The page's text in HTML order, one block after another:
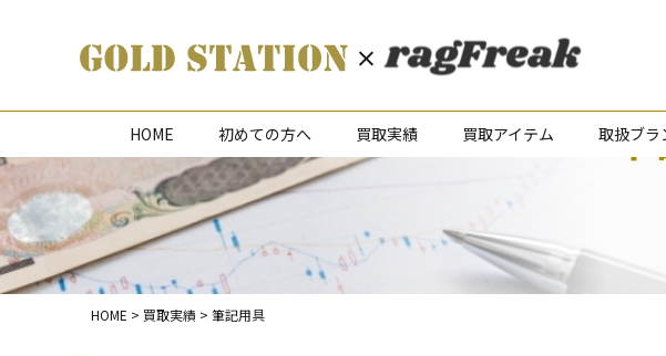
HOME 初めての方へ 買取実績 買取アイテム 取扱ブラ
HOME > 買取実績 > 筆記用具